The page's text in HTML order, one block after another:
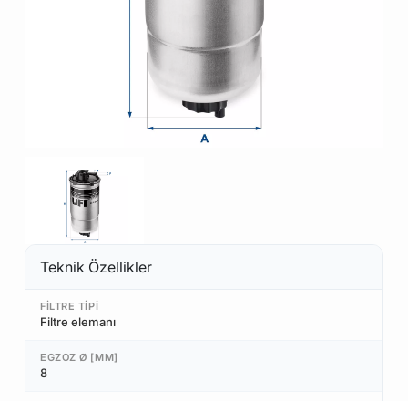
Teknik Özellikler
FILTRE TIPI
Filtre elemanı
EGZOZ Ø [MM]
8